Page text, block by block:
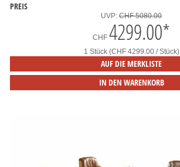
PREIS
UVP: CHF 5080.00
CHF 4299.00*
1 Stück (CHF 4299.00 / Stück)
AUF DIE MERKLISTE
IN DEN WARENKORB